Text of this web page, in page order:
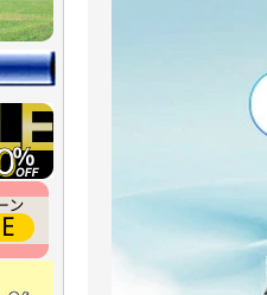
【90％OFF最終処分
【店舗展示品処分】
【～30％OFF】
【～50％OFF】
【～75％OFF】